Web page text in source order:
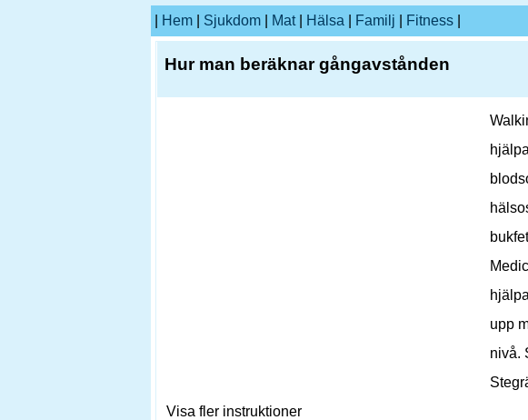
Hem Sjukdom Mat| Hälsa Familj Fitness
Hur man beräknar gångavstånden
upp
nivå.
Visa fler instruktioner